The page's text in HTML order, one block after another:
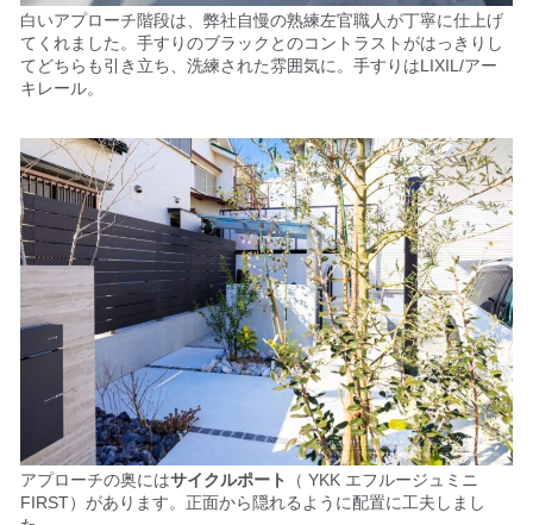
白いアプローチ階段は、弊社自慢の熟練左官職人が丁寧に仕上げ
てくれました。手すりのブラックとのコントラストがはっきりし
てどちらも引き立ち、洗練された雰囲気に。手すりはLIXIL/アー
キレール。
アプローチの奥にはサイクルポート
（ YKK エフルージュミニ
FIRST）があります。正面から隠れるように配置に工夫しまし